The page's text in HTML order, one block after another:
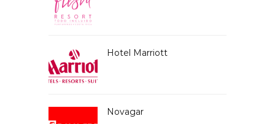
Hotel Marriott
Novagar